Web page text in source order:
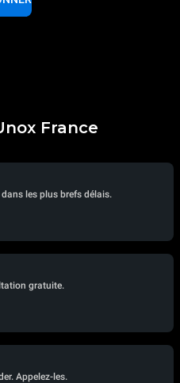
France
les plus brefs délais.
gratuite.
Appelez-les.